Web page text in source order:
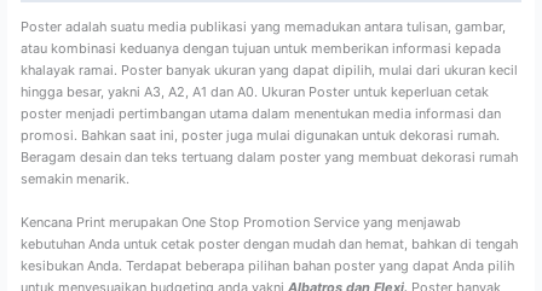
Poster adalah suatu media publikasi yang memadukan antara tulisan, gambar,
atau kombinasi keduanya dengan tujuan untuk memberikan informasi kepada
khalayak ramai. Poster banyak ukuran yang dapat dipilih, mulai dari ukuran kecil
hingga besar, yakni A3, A2, A1 dan A0. Ukuran Poster untuk keperluan cetak
poster menjadi pertimbangan utama dalam menentukan media informasi dan
promosi. Bahkan saat ini, poster juga mulai digunakan untuk dekorasi rumah.
Beragam desain dan teks tertuang dalam poster yang membuat dekorasi rumah
semakin menarik.
Kencana Print merupakan One Stop Promotion Service yang menjawab
kebutuhan Anda untuk cetak poster dengan mudah dan hemat, bahkan di tengah
kesibukan Anda. Terdapat beberapa pilihan bahan poster yang dapat Anda pilih
untuk menyesuaikan budgeting anda,yakni Albatros dan Flexi. Poster banyak